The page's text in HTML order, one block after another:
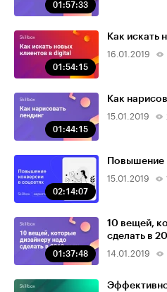
01:57:33
01:54:15
Как искать
16.01.2019
01:44:15
Как
15.01.2019
02:14:07
Повышение
15.01.2019
01:37:48
10 вещей,
сделать в
14.01.2019